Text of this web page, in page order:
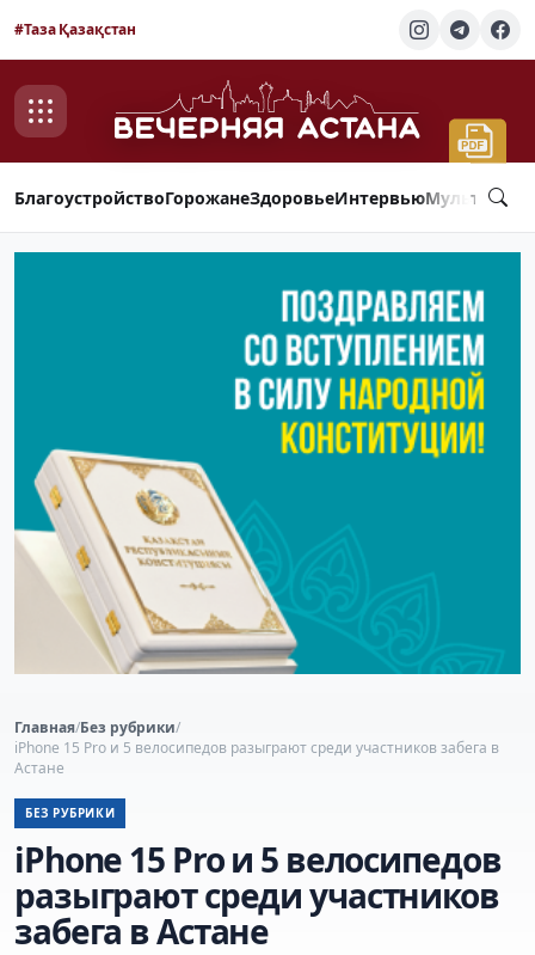
#Таза Қазақстан
БлагоустройствоГорожанеЗдоровьеИнтервью
Главная/Без рубрики/
iPhone 15 Pro и 5 велосипедов разыграют среди участников забега в
Астане
БЕЗ РУБРИКИ
iPhone 15 Pro и 5 велосипедов
разыграют среди участников
забега в Астане